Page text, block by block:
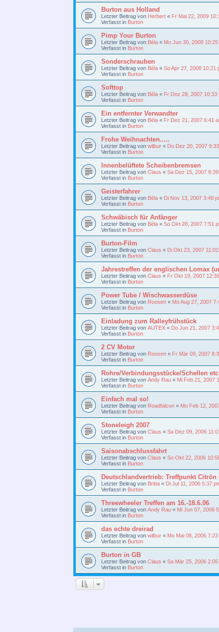
Burton aus Holland
Letzter Beitrag von Herbert « Fr Mai 22, 2009
Verfasst in Burton
Pimp Your Burton
Letzter Beitrag von Béla « Mo Jun 30, 2008 10:25
Verfasst in Burton
Sonderschrauben
Letzter Beitrag von Béla « So Apr 27, 2008 10:21
Verfasst in Burton
Softtop
Letzter Beitrag von Béla « Fr Dez 28, 2007 10:33
Verfasst in Burton
Ein entfernter Verwandter
Letzter Beitrag von Béla « Fr Dez 21, 2007 6:41
Verfasst in Burton
Frohe Weihnachten.....
Letzter Beitrag von wilbur « Do Dez 20, 2007
Verfasst in Burton
Innenbelüftete Scheibenbremsen
Letzter Beitrag von Claus « Sa Dez 15, 2007
Verfasst in Burton
Geisterfahrer
Letzter Beitrag von Béla « Di Nov 13, 2007 3:49
Verfasst in Burton
Schwäbisch für Anfänger
Letzter Beitrag von Béla « So Okt 28, 2007 7:51
Verfasst in Burton
Burton-Film
Letzter Beitrag von Claus « Di Okt 23, 2007
Verfasst in Burton
Jahrestreffen der englischen Lomax
Letzter Beitrag von Claus « Fr Okt 19, 2007
Verfasst in Burton
Power Tube / Wischwasserdüse
Letzter Beitrag von Roosen « Mo Aug 27, 2007
Verfasst in Burton
Einladung zum Ralleyfrühstück
Letzter Beitrag von AUTEX « Do Jun 21, 2007
Verfasst in Burton
2 CV Motor
Letzter Beitrag von Roosen « Fr Mär 09, 2007
Verfasst in Burton
Rohre/Verbindungsstücke/Schellen
Letzter Beitrag von Andy Rau « Mi Feb 21, 2007
Verfasst in Burton
Einfach mal so!
Letzter Beitrag von Roadfalcon « Mo Feb 12,
Verfasst in Burton
Stoneleigh 2007
Letzter Beitrag von Claus « Sa Dez 09, 2006
Verfasst in Burton
Saisonabschlussfahrt
Letzter Beitrag von Claus « So Okt 22, 2006
Verfasst in Burton
Deutschlandvertrieb: Treffpunkt Citrön
Letzter Beitrag von Britta « Di Jul 11, 2006 5:37
Verfasst in Burton
Threewheeler Treffen am 16.-18.6.06
Letzter Beitrag von Andy Rau « Mi Jun 07, 2006
Verfasst in Burton
das echte dreirad
Letzter Beitrag von wilbur « Mo Mai 08, 2006
Verfasst in Burton
Burton in GB
Letzter Beitrag von Claus « Sa Mär 25, 2006 2:05
Verfasst in Burton